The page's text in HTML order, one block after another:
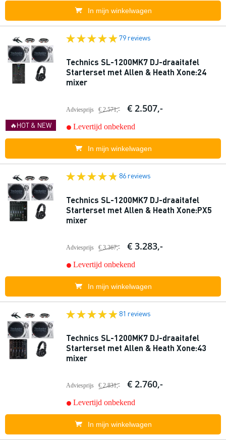
In mijn winkelwagen
🔥HOT & NEW
79 reviews
Technics SL-1200MK7 DJ-draaitafel
Starterset met Allen & Heath Xone:24
mixer
Adviesprijs € 2.571,- € 2.507,-
Levertijd onbekend
In mijn winkelwagen
86 reviews
Technics SL-1200MK7 DJ-draaitafel
Starterset met Allen & Heath Xone:PX5
mixer
Adviesprijs € 3.367,- € 3.283,-
Levertijd onbekend
In mijn winkelwagen
81 reviews
Technics SL-1200MK7 DJ-draaitafel
Starterset met Allen & Heath Xone:43
mixer
Adviesprijs € 2.831,- € 2.760,-
Levertijd onbekend
In mijn winkelwagen